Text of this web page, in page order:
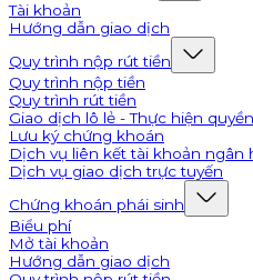
Tài khoản
Hướng dẫn giao dịch
Quy trình nộp rút tiền
Quy trình nộp tiền
Quy trình rút tiền
Giao dịch lô lẻ - Thực hiện quyền
Lưu ký chứng khoán
Dịch vụ liên kết tài khoản ngân
Dịch vụ giao dịch trực tuyến
Chứng khoán phái sinh
Biểu phí
Mở tài khoản
Hướng dẫn giao dịch